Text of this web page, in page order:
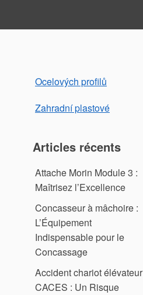
Ocelových profilů
Zahradní plastové
Articles récents
Attache Morin Module 3 :
Maîtrisez l’Excellence
Concasseur à mâchoire :
L’Équipement
Indispensable pour le
Concassage
Accident chariot élévateur
CACES : Un Risque